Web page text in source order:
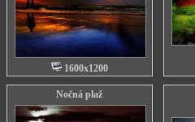
1600x1200
Nočná plaž